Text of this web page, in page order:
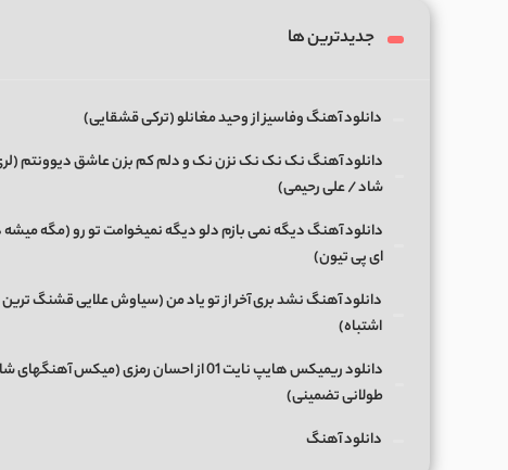
جدیدترین ها
دانلود آهنگ وفاسیز از وحید مغانلو (ترکی قشقایی)
دانلود آهنگ نک نک نک نزن نک و دلم کم بزن عاشق دیوونتم
شاد / علی رحیمی)
دانلود آهنگ دیگه نمی بازم دلو دیگه نمیخوامت تو رو (مگه میشه
ای پی تیون)
دانلود آهنگ نشد بری آخر از تو یاد من (سیاوش علایی قشنگ ترین
اشتباه)
دانلود ریمیکس هایپ نایت 01 از احسان رمزی (میکس آهنگهای
طولانی تضمینی)
دانلود آهنگ